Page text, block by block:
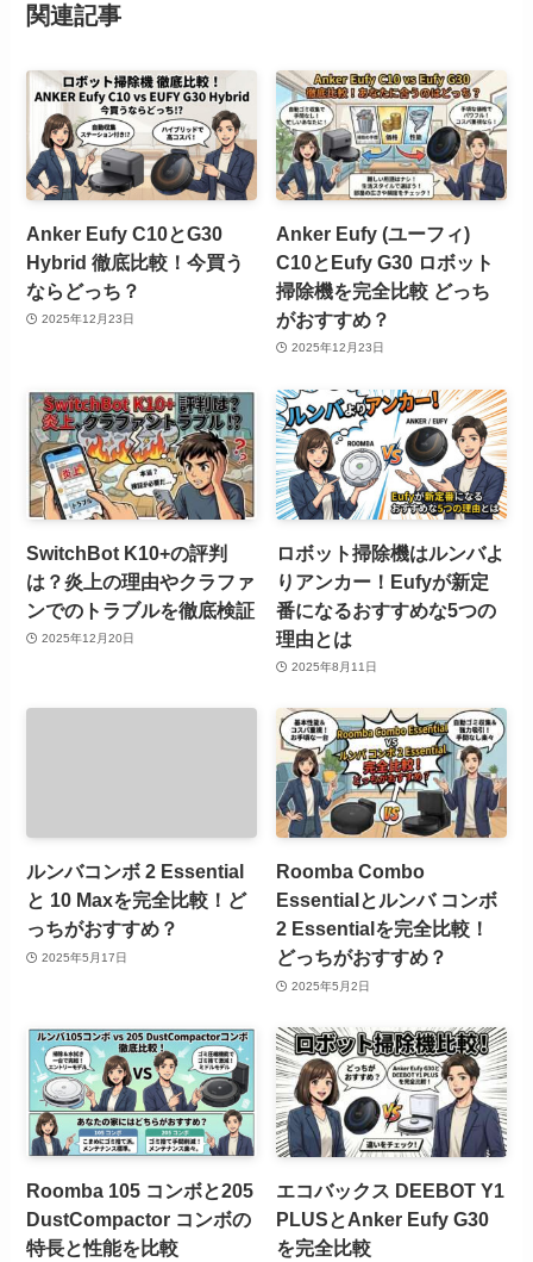
関連記事
Anker Eufy C10とG30
Hybrid 徹底比較！今買う
ならどっち？
2025年12月23日
Anker Eufy (ユーフィ)
C10とEufy G30 ロボット
掃除機を完全比較 どっち
がおすすめ？
2025年12月23日
SwitchBot K10+の評判
は？炎上の理由やクラファ
ンでのトラブルを徹底検証
2025年12月20日
ロボット掃除機はルンバよ
りアンカー！Eufyが新定
番になるおすすめな5つの
理由とは
2025年8月11日
ルンバコンボ 2 Essential
と 10 Maxを完全比較！ど
っちがおすすめ？
2025年5月17日
Roomba Combo
Essentialとルンバ コンボ
2 Essentialを完全比較！
どっちがおすすめ？
2025年5月2日
Roomba 105 コンボと205
DustCompactor コンボの
特長と性能を比較
エコバックス DEEBOT Y1
PLUSとAnker Eufy G30
を完全比較